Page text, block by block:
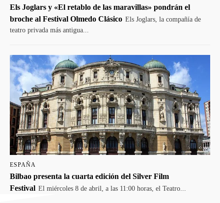
Els Joglars y «El retablo de las maravillas» pondrán el
broche al Festival Olmedo Clásico Els Joglars, la compañía de
teatro privada más antigua...
ESPAÑA
Bilbao presenta la cuarta edición del Silver Film
Festival El miércoles 8 de abril, a las 11:00 horas, el Teatro...